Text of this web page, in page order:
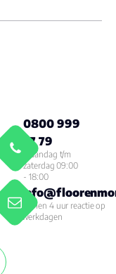
0800 999
77 79
Maandag t/m
zaterdag 09:00
- 18:00
Binnen 4 uur reactie op
werkdagen